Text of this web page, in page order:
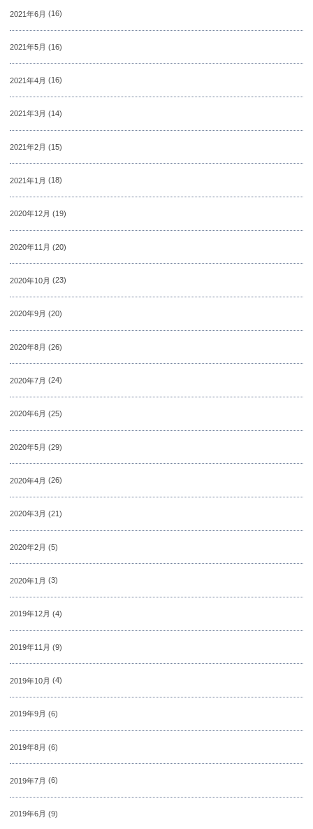
2021年6月 (16)
2021年5月 (16)
2021年4月 (16)
2021年3月 (14)
2021年2月 (15)
2021年1月 (18)
2020年12月 (19)
2020年11月 (20)
2020年10月 (23)
2020年9月 (20)
2020年8月 (26)
2020年7月 (24)
2020年6月 (25)
2020年5月 (29)
2020年4月 (26)
2020年3月 (21)
2020年2月 (5)
2020年1月 (3)
2019年12月 (4)
2019年11月 (9)
2019年10月 (4)
2019年9月 (6)
2019年8月 (6)
2019年7月 (6)
2019年6月 (9)